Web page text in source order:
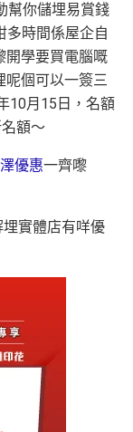
幫你儲埋易賞錢
多時間係屋企自
開學要買電腦嘅
呢個可以一簽三
10月15日，名額
額～
優惠一齊嚟
實體店有咩優